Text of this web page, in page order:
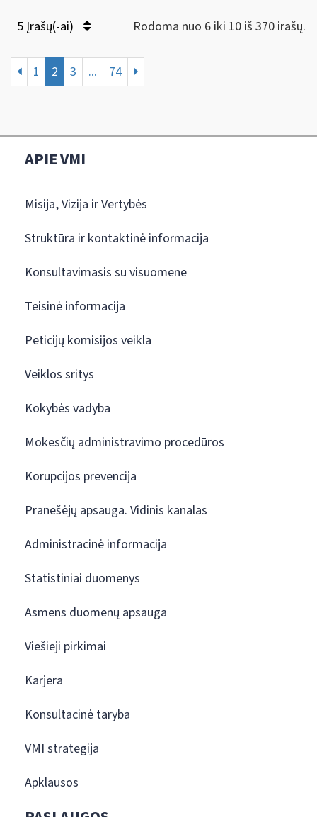
5 Įrašų(-ai) Rodoma nuo 6 iki 10 iš 370 irašų.
1 2 3 ... 74
APIE VMI
Misija, Vizija ir Vertybės
Struktūra ir kontaktinė informacija
Konsultavimasis su visuomene
Teisinė informacija
Peticijų komisijos veikla
Veiklos sritys
Kokybės vadyba
Mokesčių administravimo procedūros
Korupcijos prevencija
Pranešėjų apsauga. Vidinis kanalas
Administracinė informacija
Statistiniai duomenys
Asmens duomenų apsauga
Viešieji pirkimai
Karjera
Konsultacinė taryba
VMI strategija
Apklausos